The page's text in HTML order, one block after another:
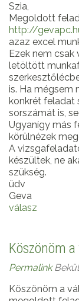
Szia,
Megoldott
http://
azaz excel
Ezek nem csak
letöltött
is. Ha mégsem
konkrét feladat
sorszámát is,
Ugyanígy más
körülnézek
A
készültek, ne
szükség.
üdv
Geva
válasz
Köszönöm a
Permalink
Köszönöm a